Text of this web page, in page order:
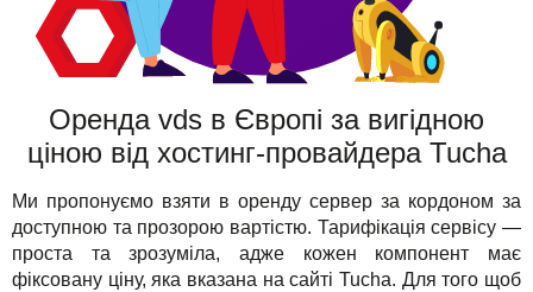
Оренда vds в Європі за вигідною
ціною від хостинг-провайдера Tucha
Ми пропонуємо взяти в оренду сервер за кордоном за
доступною та прозорою вартістю. Тарифікація сервісу —
проста та зрозуміла, адже кожен компонент має
фіксовану ціну, яка вказана на сайті Tucha. Для того щоб